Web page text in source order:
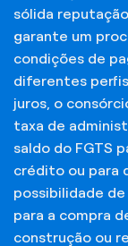
sólida
garante um
condições de
diferentes
juros, o
taxa de
saldo do FGTS
crédito ou para
possibilidade
para a compra
construção ou